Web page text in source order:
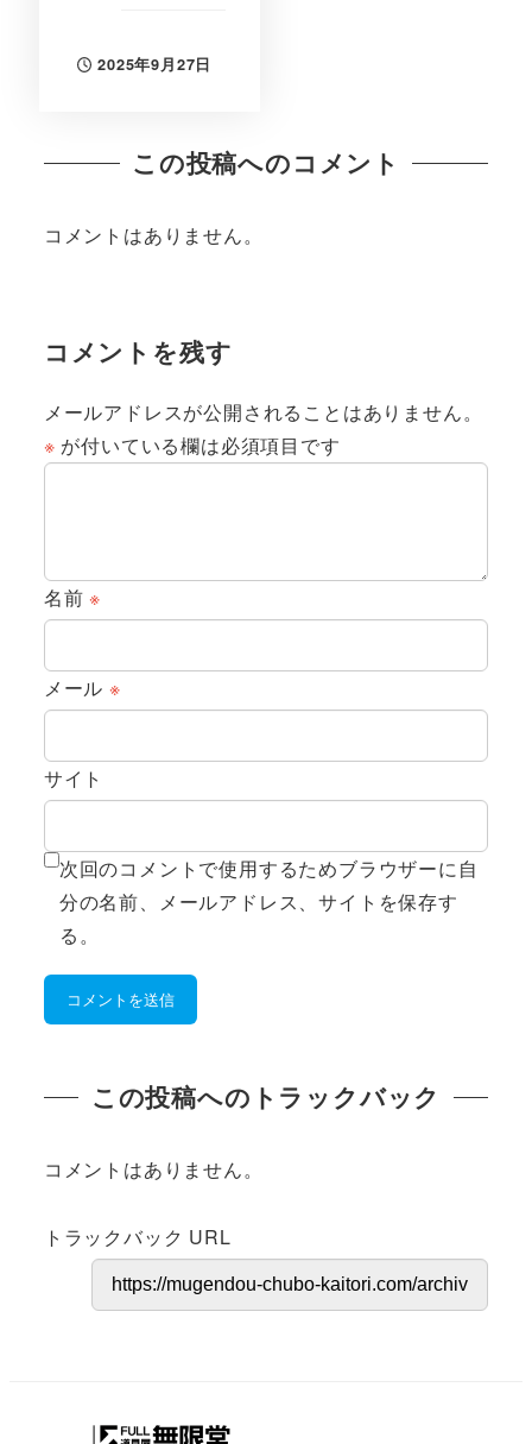
投稿日
2025年9月27日
この投稿へのコメント
コメントはありません。
コメントを残す
メールアドレスが公開されることはありません。
※ が付いている欄は必須項目です
名前※
メール ※
サイト
次回のコメントで使用するためブラウザーに自
分の名前、メールアドレス、サイトを保存す
る。
この投稿へのトラックバック
コメントはありません。
トラックバック URL